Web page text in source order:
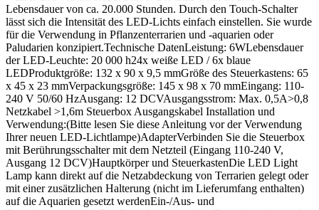
Lebensdauer von ca. 20.000 Stunden. Durch den Touch-Schalter
lässt sich die Intensität des LED-Lichts einfach einstellen. Sie wurde
für die Verwendung in Pflanzenterrarien und -aquarien oder
Paludarien konzipiert.Technische DatenLeistung: 6WLebensdauer
der LED-Leuchte: 20 000 h24x weiße LED / 6x blaue
LEDProduktgröße: 132 x 90 x 9,5 mmGröße des Steuerkastens: 65
x 45 x 23 mmVerpackungsgröße: 145 x 98 x 70 mmEingang: 110-
240 V 50/60 HzAusgang: 12 DCVAusgangsstrom: Max. 0,5A>0,8
Netzkabel >1,6m Steuerbox Ausgangskabel Installation und
Verwendung:(Bitte lesen Sie diese Anleitung vor der Verwendung
Ihrer neuen LED-Lichtlampe)AdapterVerbinden Sie die Steuerbox
mit Berührungsschalter mit dem Netzteil (Eingang 110-240 V,
Ausgang 12 DCV)Hauptkörper und SteuerkastenDie LED Light
Lamp kann direkt auf die Netzabdeckung von Terrarien gelegt oder
mit einer zusätzlichen Halterung (nicht im Lieferumfang enthalten)
auf die Aquarien gesetzt werdenEin-/Aus- und